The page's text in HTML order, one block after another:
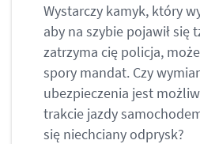
Wystarczy kamyk, który
aby na szybie pojawił się
zatrzyma cię policja,
spory mandat. Czy
ubezpieczenia jest
trakcie jazdy
się niechciany odprysk?